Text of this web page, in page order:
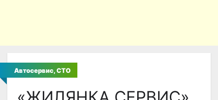
Автосервис, СТО